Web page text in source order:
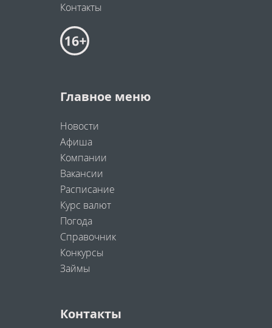
Контакты
Главное меню
Новости
Афиша
Компании
Вакансии
Расписание
Курс валют
Погода
Справочник
Конкурсы
Займы
Контакты